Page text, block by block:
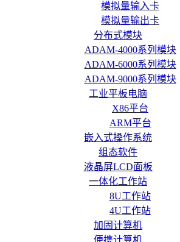
模拟量输入卡
模拟量输出卡
分布式模块
ADAM-4000系列模块
ADAM-6000系列模块
ADAM-9000系列模块
工业平板电脑
X86平台
ARM平台
嵌入式操作系统
组态软件
液晶屏LCD面板
一体化工作站
8U工作站
4U工作站
加固计算机
便携计算机